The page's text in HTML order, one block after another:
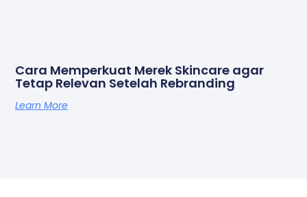
Cara Memperkuat Merek Skincare agar
Tetap Relevan Setelah Rebranding
Learn More